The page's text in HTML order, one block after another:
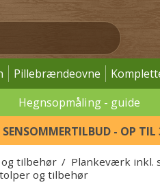
Pillebrændeovne
Hegnsopmåling - guide
SENSOMMERTILBUD - OP
tilbehør / Plankeværk inkl.
og tilbehør